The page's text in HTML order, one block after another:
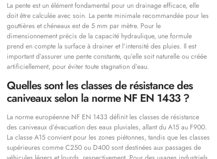
La pente est un élément fondamental pour un drainage efficace, elle
doit être calculée avec soin. La pente minimale recommandée pour les
gouttières et chéneaux est de 5 mm par mètre. Pour le
dimensionnement précis de la capacité hydraulique, une formule
prend en compte la surface à drainer et l’intensité des pluies. Il est
important d’assurer une pente constante, qu’elle soit naturelle ou créée
artificiellement, pour éviter toute stagnation d’eau.
Quelles sont les classes de résistance des
caniveaux selon la norme NF EN 1433 ?
La norme européenne NF EN 1433 définit les classes de résistance
des caniveaux d’évacuation des eaux pluviales, allant du A15 au F900.
La classe A15 convient pour les zones piétonnes, tandis que les classes
supérieures comme C250 ou D400 sont destinées aux passages de